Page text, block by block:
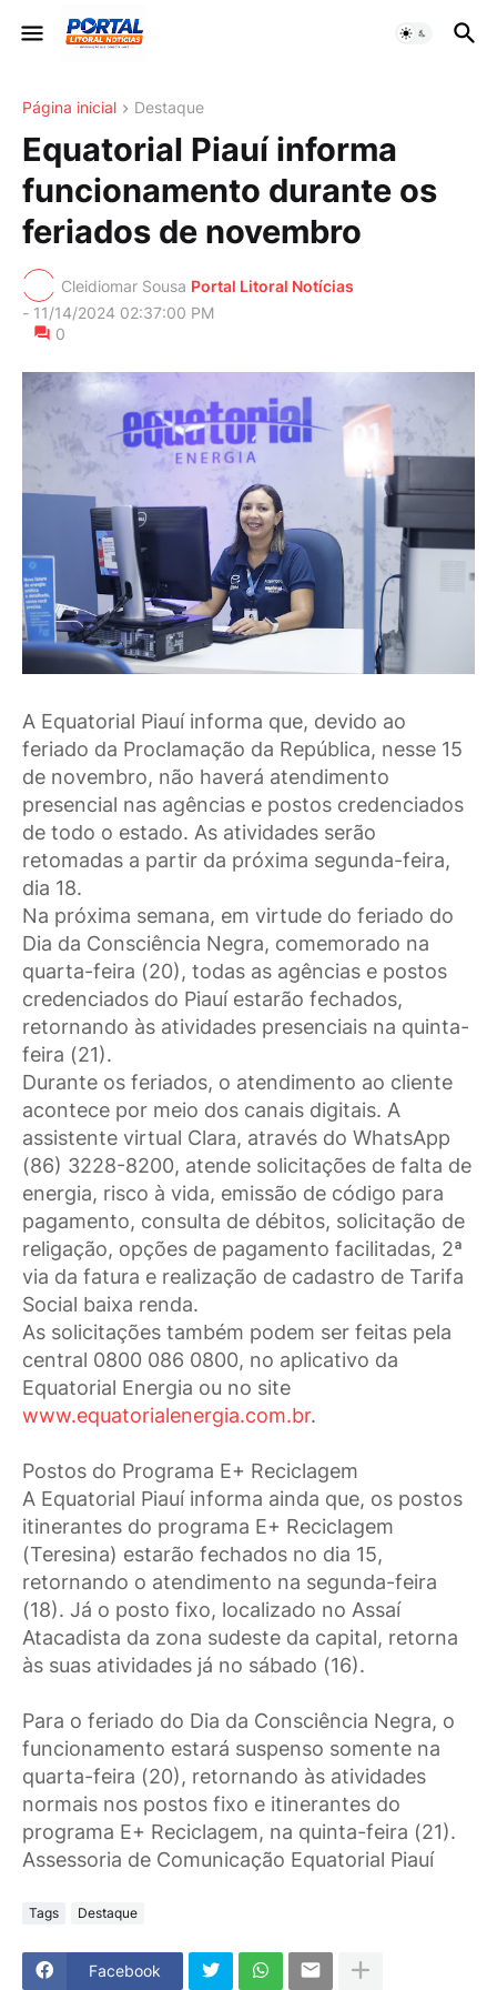
Página inicial Destaque
Equatorial Piauí informa
funcionamento durante os
feriados de novembro
Cleidiomar Sousa Portal Litoral Notícias
- 11/14/2024 02:37:00 PM
0
A Equatorial Piauí informa que, devido ao
feriado da Proclamação da República, nesse 15
de novembro, não haverá atendimento
presencial nas agências e postos credenciados
de todo o estado. As atividades serão
retomadas a partir da próxima segunda-feira,
dia 18.
Na próxima semana, em virtude do feriado do
Dia da Consciência Negra, comemorado na
quarta-feira (20), todas as agências e postos
credenciados do Piauí estarão fechados,
retornando às atividades presenciais na quinta-
feira (21).
Durante os feriados, o atendimento ao cliente
acontece por meio dos canais digitais. A
assistente virtual Clara, através do WhatsApp
(86) 3228-8200, atende solicitações de falta de
energia, risco à vida, emissão de código para
pagamento, consulta de débitos, solicitação de
religação, opções de pagamento facilitadas, 2ª
via da fatura e realização de cadastro de Tarifa
Social baixa renda.
As solicitações também podem ser feitas pela
central 0800 086 0800, no aplicativo da
Equatorial Energia ou no site
www.equatorialenergia.com.br.
Postos do Programa E+ Reciclagem
A Equatorial Piauí informa ainda que, os postos
itinerantes do programa E+ Reciclagem
(Teresina) estarão fechados no dia 15,
retornando o atendimento na segunda-feira
(18). Já o posto fixo, localizado no Assaí
Atacadista da zona sudeste da capital, retorna
às suas atividades já no sábado (16).
Para o feriado do Dia da Consciência Negra, o
funcionamento estará suspenso somente na
quarta-feira (20), retornando às atividades
normais nos postos fixo e itinerantes do
programa E+ Reciclagem, na quinta-feira (21).
Assessoria de Comunicação Equatorial Piauí
Tags Destaque
Facebook